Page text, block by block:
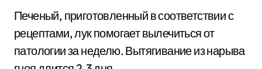
Печеный, приготовленный в соответствии с
рецептами, лук помогает вылечиться от
патологии за неделю. Вытягивание из нарыва